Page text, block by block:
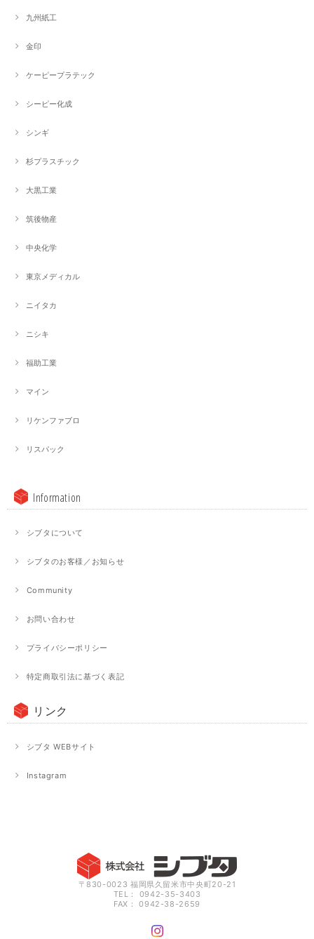
九州紙工
金印
ケーピープラテック
シーピー化成
シンギ
杉プラスチック
大黒工業
筑後物産
中央化学
東京メディカル
ニイタカ
ニシキ
福助工業
マイン
リケンファブロ
リスパック
Information
シブタについて
シブタのお客様／お知らせ
Community
お問い合わせ
プライバシーポリシー
特定商取引法に基づく表記
リンク
シブタ WEBサイト
Instagram
〒830-0023 福岡県久留米市中央町20-21
TEL： 0942-35-3403
FAX： 0942-38-2659